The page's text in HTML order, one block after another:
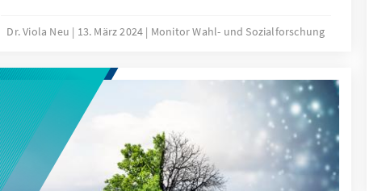
Unterschiede darauf, dass Jüngere und Befragte mit
nutzen könn(t)en. Technik, Digitalisierung und KI
werden nicht als Verheißung, aber auch nicht als
Schrecken empfunden.
Dr. Viola Neu 13. März 2024 Monitor Wahl- und Sozialforschung